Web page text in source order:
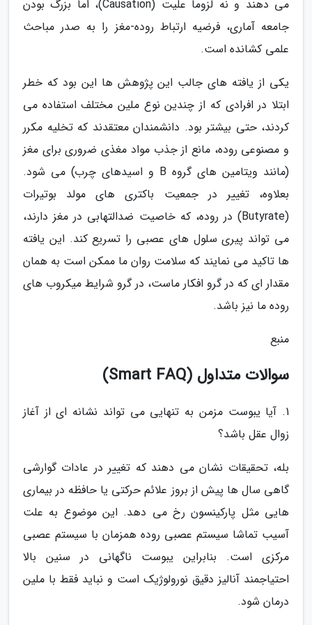
می دهند و نه لزوماً علیت (Causation)، اما بزرگ بودن
جامعه آماری، فرضیه ارتباط روده-مغز را به صدر مباحث
علمی کشانده است.
یکی از یافته های جالب این پژوهش ها این بود که خطر
ابتلا در افرادی که از چندین نوع ملین مختلف استفاده می
کردند، حتی بیشتر بود. دانشمندان معتقدند که تخلیه مکرر
و مصنوعی روده، مانع از جذب مواد مغذی ضروری برای مغز
(مانند ویتامین های گروه B و اسیدهای چرب) می شود.
بعلاوه، تغییر در جمعیت باکتری های مولد بوتیرات
(Butyrate) در روده، که خاصیت ضدالتهابی در مغز دارند،
می تواند پیری سلول های عصبی را تسریع کند. این یافته
ها تاکید می نمایند که سلامت روان ما ممکن است به همان
مقدار ای که در گرو افکار ماست، در گرو شرایط میکروب های
روده ما نیز باشد.
منبع
سوالات متداول (Smart FAQ)
1. آیا یبوست مزمن به تنهایی می تواند نشانه ای از آغاز
زوال عقل باشد؟
بله، تحقیقات نشان می دهند که تغییر در عادات گوارشی
گاهی سال ها پیش از بروز علائم حرکتی یا حافظه در بیماری
هایی مثل پارکینسون رخ می دهد. این موضوع به علت
آسیب تماشا سیستم عصبی روده همزمان با سیستم عصبی
مرکزی است. بنابراین یبوست ناگهانی در سنین بالا
احتیاجمند آنالیز دقیق نورولوژیک است و نباید فقط با ملین
درمان شود.